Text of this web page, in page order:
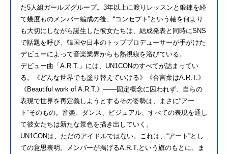
た5人組ガールズグループ。3年以上に渡りレッスンと鍛錬を経
て幾度ものメンバー編成の後、“コンセプト”という軸を何より
も大切にしながら誕生した彼女たちは、結成発表と同時にSNS
で話題を呼び、韓国や日本のトッププロデューサーが手がけた
デビューによって音楽業界からも熱視線を浴びている。
デビュー曲「A.R.T.」には、UN1CONのすべてが詰まってい
る。《どんな世界でも塗り替えていける》《合言葉はA.R.T.》
《Beautiful work of A.R.T.》——固定概念に囚われず、自らの
表現で世界を再定義しようとするその姿勢は、まさに“アー
ト”そのもの。音楽、ダンス、ビジュアル、すべての表現を通し
て彼女たちは新たな景色を描き出していく。
UN1CONは、ただのアイドルではない。これは、“アート”とし
ての意思表明。メンバーが掲げるA.R.T.という旗のもとに、ま